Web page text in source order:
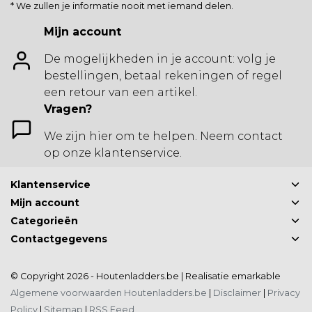
* We zullen je informatie nooit met iemand delen.
Mijn account
De mogelijkheden in je account: volg je
bestellingen, betaal rekeningen of regel
een retour van een artikel.
Vragen?
We zijn hier om te helpen. Neem contact
op onze klantenservice.
Klantenservice
Mijn account
Categorieën
Contactgegevens
© Copyright 2026 - Houtenladders.be | Realisatie emarkable
Algemene voorwaarden Houtenladders.be | Disclaimer | Privacy
Policy | Sitemap | RSS Feed